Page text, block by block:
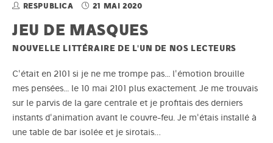
RESPUBLICA 21 MAI 2020
JEU DE MASQUES
NOUVELLE LITTÉRAIRE DE L'UN DE NOS LECTEURS
C'était en 2101 si je ne me trompe pas... l'émotion brouille
mes pensées... le 10 mai 2101 plus exactement. Je me trouvais
sur le parvis de la gare centrale et je profitais des derniers
instants d'animation avant le couvre-feu. Je m'étais installé à
une table de bar isolée et je sirotais…